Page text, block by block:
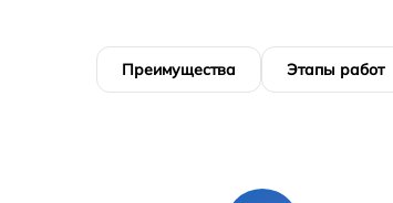
Преимущества Этапы работ